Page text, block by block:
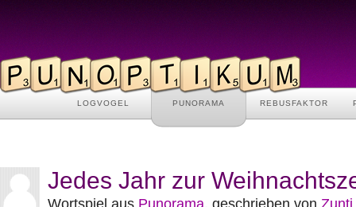
LOGVOGEL PUNORAMA REBUSFAKTOR
Jedes Jahr zur
Wortspiel aus Punorama, geschrieben von Zunti